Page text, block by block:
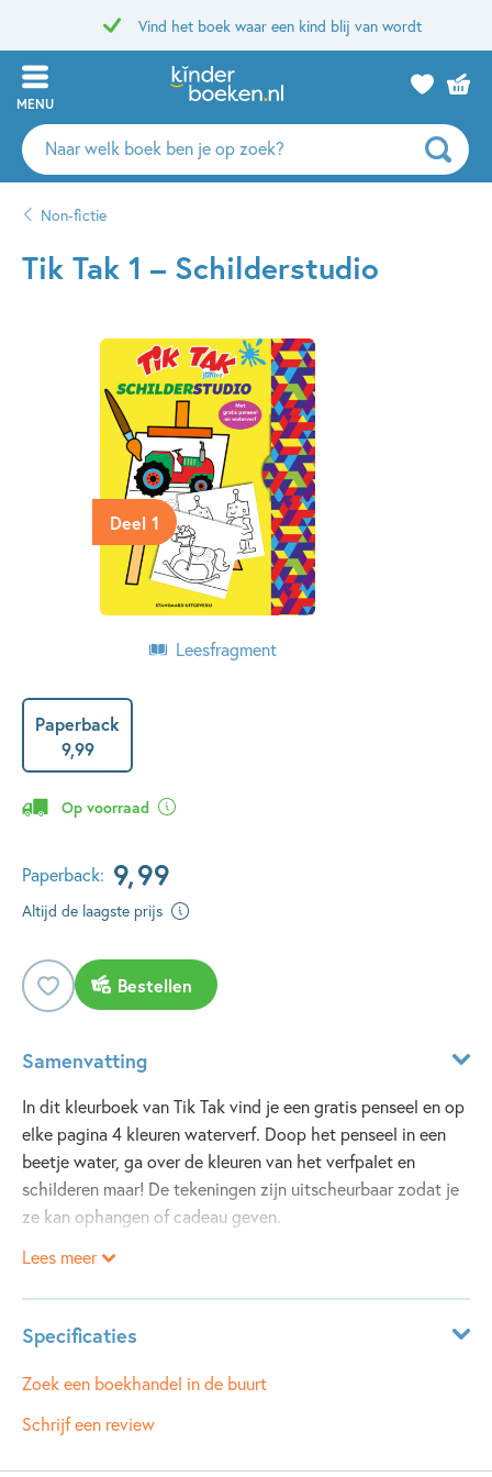
Vind het boek waar een kind blij van wordt
MENU
Zoeken
naar
auteurs
uitgevers
Non-fictie
Tik Tak 1 – Schilderstudio
Deel 1
Leesfragment
Paperback
9,99
Op voorraad
Paperback: 9,99
Altijd de laagste prijs
Bestellen
Samenvatting
In dit kleurboek van Tik Tak vind je een gratis penseel en op
elke pagina 4 kleuren waterverf. Doop het penseel in een
beetje water, ga over de kleuren van het verfpalet en
schilderen maar! De tekeningen zijn uitscheurbaar zodat je
ze kan ophangen of cadeau geven.
Lees meer
Specificaties
ISBN: 9789002277696
NUR:
Zoek een boekhandel in de buurt
Schrijf een review